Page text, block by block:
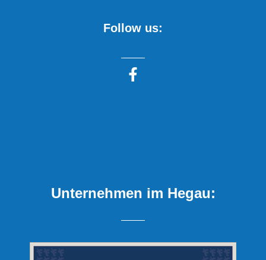
Follow us:
Unternehmen im Hegau: